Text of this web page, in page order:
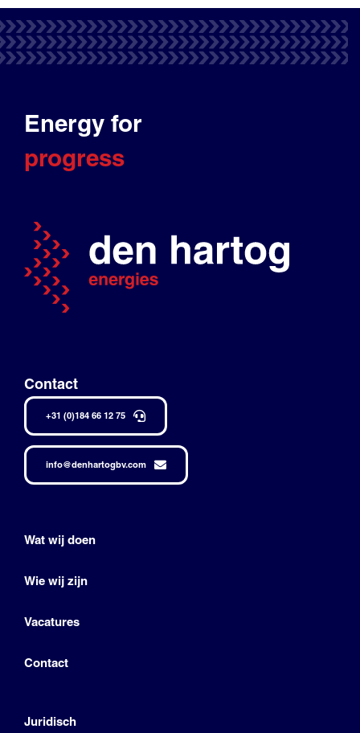
Energy for
progress
Contact
+31 (0)184 66 12 75
info@denhartogbv.com
Wat wij doen
Wie wij zijn
Vacatures
Contact
Juridisch